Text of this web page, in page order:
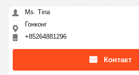
Ms. Tina
Гонконг
+85264881296
Контакт